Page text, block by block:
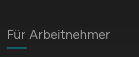
Für Arbeitnehmer